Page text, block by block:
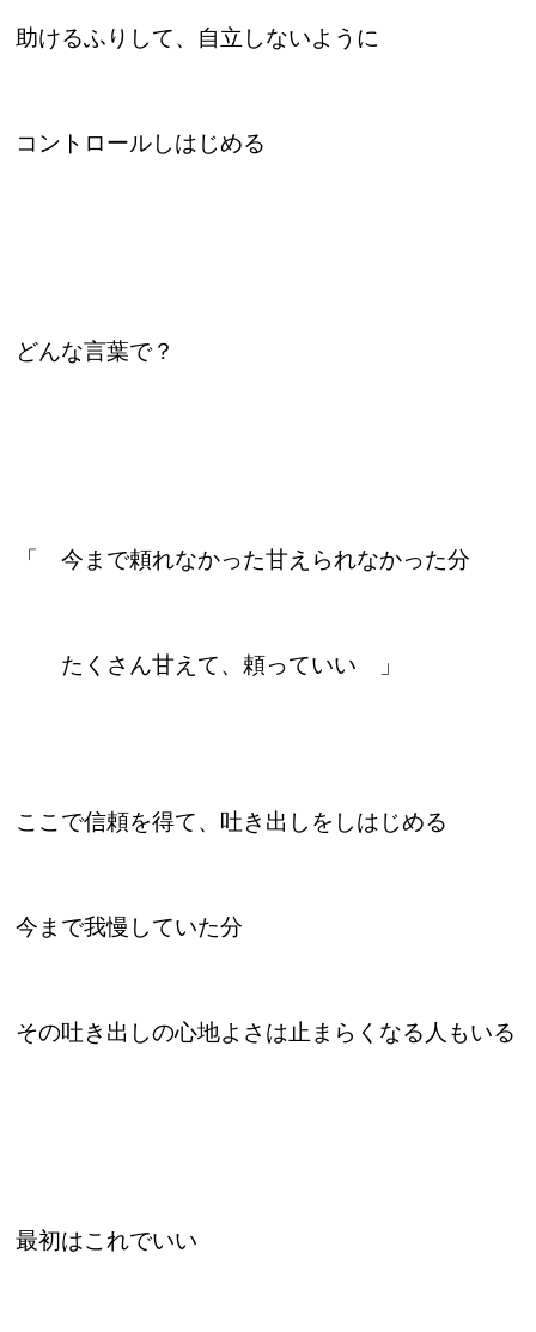
助けるふりして、自立しないように
コントロールしはじめる
どんな言葉で？
「 今まで頼れなかった甘えられなかった分
たくさん甘えて、頼っていい 」
ここで信頼を得て、吐き出しをしはじめる
今まで我慢していた分
その吐き出しの心地よさは止まらくなる人もいる
最初はこれでいい